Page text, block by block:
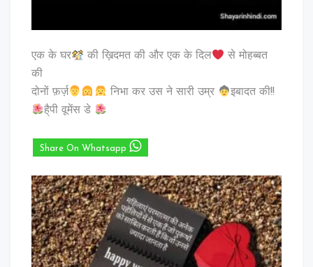
एक के घर की ख़िदमत की और एक के दिल
से मोहब्बत
की
दोनों फ़र्ज़
निभा कर उस ने सारी उम्र
इबादत की!!
है्पी वूमेंस डे
Share On Whatsapp